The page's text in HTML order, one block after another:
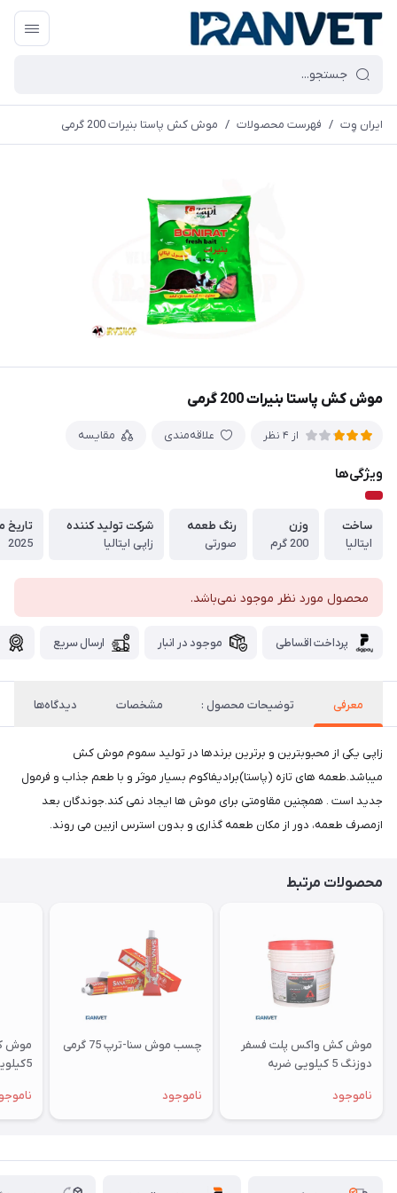
ایران وِت / فهرست محصولات / موش کش پاستا بنیرات 200 گرمی
موش کش پاستا بنیرات 200 گرمی
از 4 نظر علاقه‌مندی مقایسه
ویژگی‌ها
ساخت
ایتالیا
وزن
200 گرم
رنگ طعمه
صورتی
شرکت تولید کننده
زاپی ایتالیا
2025
محصول مورد نظر موجود نمی‌باشد.
پرداخت اقساطی موجود در انبار ارسال سریع
معرفی توضیحات محصول : مشخصات دیدگاه‌ها
زاپی یکی از محبوبترین و برترین برندها در تولید سموم موش کش
میباشد.طعمه های تازه (پاستا)برادیفاکوم بسیار موثر و با طعم جذاب و فرمول
جدید است . همچنین مقاومتی برای موش ها ایجاد نمی کند.جوندگان بعد
ازمصرف طعمه، دور از مکان طعمه گذاری و بدون استرس ازبین می روند.
محصولات مرتبط
موش کش واکس پلت فسفر
دوزنگ 5 کیلویی ضربه
ناموجود
چسب موش سنا-ترپ 75 گرمی
ناموجود
موش
5کیلویی ضربه